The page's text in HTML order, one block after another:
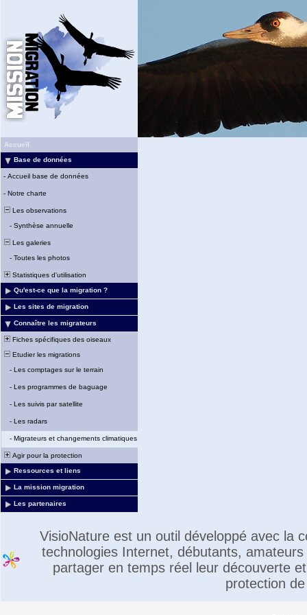
Accueil
Base de données
- Accueil base de données
- Notre charte
Les observations
- Synthèse annuelle
Les galeries
- Toutes les photos
Statistiques d'utilisation
Qu'est-ce que la migration ?
Les sites de migration
Connaître les migrateurs
Fiches spécifiques des oiseaux
Etudier les migrations
- Les comptages sur le terrain
- Les programmes de baguage
- Les suivis par satellite
- Les radars
- Migrateurs et changements climatiques
Agir pour la protection
Ressources et liens
La mission migration
Les partenaires
VisioNature est un outil développé avec la
technologies Internet, débutants,
partager en temps réel leur découverte
protection